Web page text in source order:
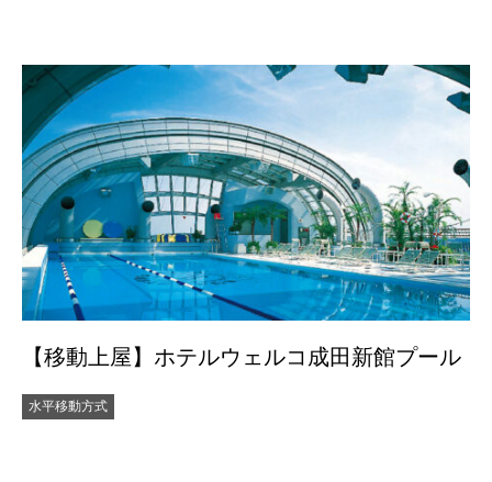
【移動上屋】ホテルウェルコ成田新館プール
水平移動方式